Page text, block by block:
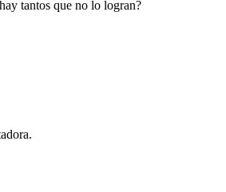
tantos que no lo logran?